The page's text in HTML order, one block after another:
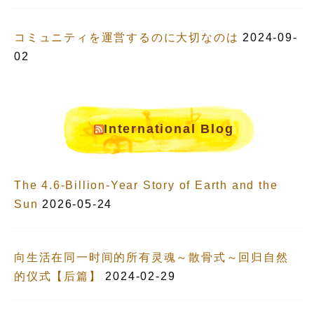
コミュニティを運営するのに大切なのは 2024-09-
02
International Blog
The 4.6-Billion-Year Story of Earth and the
Sun 2026-05-24
向生活在同一时间的所有灵魂～散骨式～回归自然
的仪式【后篇】
2024-02-29